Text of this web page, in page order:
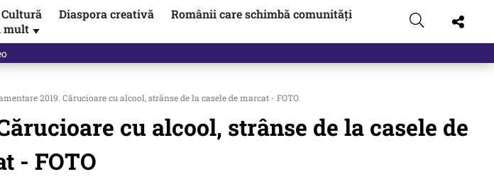
Cultură Diaspora creativă
Românii care schimbă comunități
mult ▼
de mari proporții
2019. Cărucioare cu alcool, strânse de la casele de marcat - FOTO
cu alcool, strânse de la casele de
- FOTO